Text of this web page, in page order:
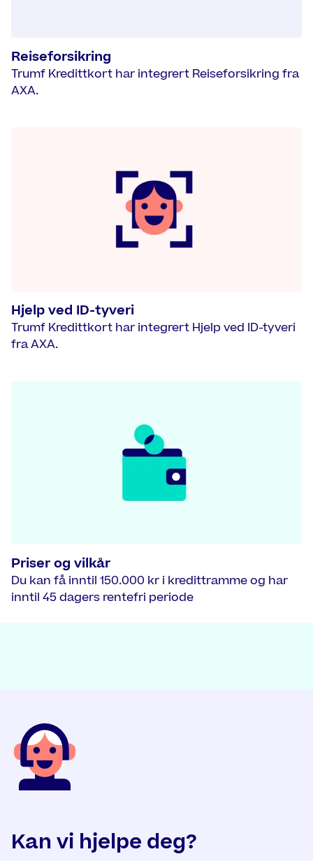
Reiseforsikring
Trumf Kredittkort har integrert Reiseforsikring fra
AXA.
Hjelp ved ID-tyveri
Trumf Kredittkort har integrert Hjelp ved ID-tyveri
fra AXA.
Priser og vilkår
Du kan få inntil 150.000 kr i kredittramme og har
inntil 45 dagers rentefri periode
Kan vi hjelpe deg?